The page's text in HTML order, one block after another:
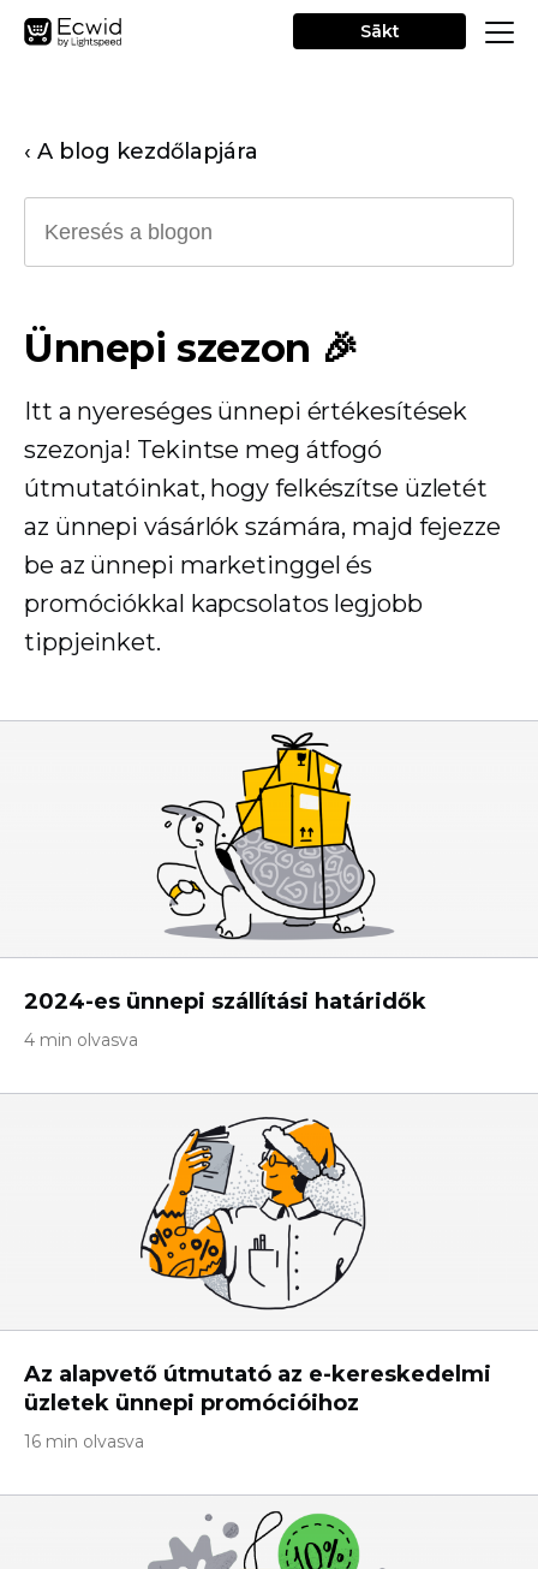
Sākt
‹ A blog kezdőlapjára
Ünnepi szezon 🎉
Itt a nyereséges ünnepi értékesítések
szezonja! Tekintse meg átfogó
útmutatóinkat, hogy felkészítse üzletét
az ünnepi vásárlók számára, majd fejezze
be az ünnepi marketinggel és
promóciókkal kapcsolatos legjobb
tippjeinket.
2024-es ünnepi szállítási határidők
4 min olvasva
Az alapvető útmutató az e-kereskedelmi
üzletek ünnepi promócióihoz
16 min olvasva